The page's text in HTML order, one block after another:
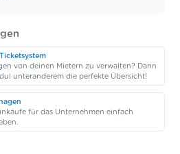
von deinen Mietern zu verwalten? Dann
unteranderem die perfekte Übersicht!
für das Unternehmen einfach